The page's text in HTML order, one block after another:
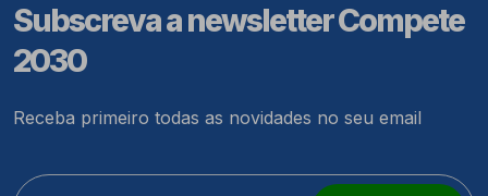
Subscreva a newsletter Compete
2030
Receba primeiro todas as novidades no seu email